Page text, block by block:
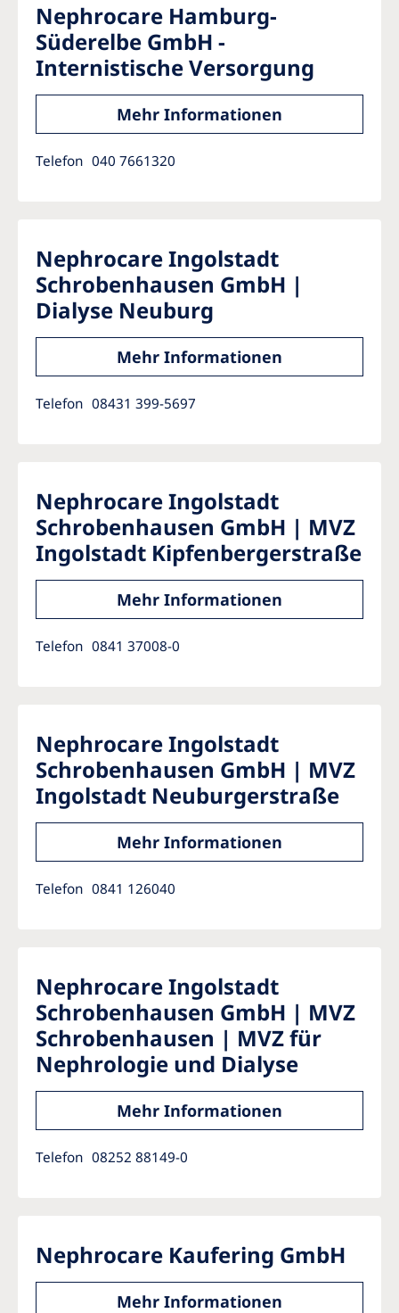
Nephrocare Hamburg-
Süderelbe GmbH -
Internistische Versorgung
Mehr Informationen
Telefon 040 7661320
Nephrocare Ingolstadt
Schrobenhausen GmbH |
Dialyse Neuburg
Mehr Informationen
Telefon 08431 399-5697
Nephrocare Ingolstadt
Schrobenhausen GmbH | MVZ
Ingolstadt Kipfenbergerstraße
Mehr Informationen
Telefon 0841 37008-0
Nephrocare Ingolstadt
Schrobenhausen GmbH | MVZ
Ingolstadt Neuburgerstraße
Mehr Informationen
Telefon 0841 126040
Nephrocare Ingolstadt
Schrobenhausen GmbH | MVZ
Schrobenhausen | MVZ für
Nephrologie und Dialyse
Mehr Informationen
Telefon 08252 88149-0
Nephrocare Kaufering GmbH
Mehr Informationen